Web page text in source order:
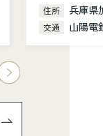
住所 兵庫県
交通 山陽電